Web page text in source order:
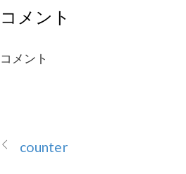
コメント
コメント
counter